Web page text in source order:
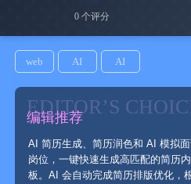
0 个评分
web AI AI
EDITOR’S
编辑推荐
AI 简历生成、简历润色和 AI 模拟
岗位，一键快速生成高匹配的简历
板。AI 会自动完成简历排版优化，